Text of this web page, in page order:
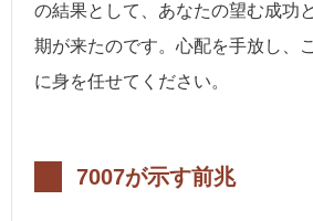
の結果として、あなたの望む成功
期が来たのです。心配を手放し、
に身を任せてください。
7007が示す前兆